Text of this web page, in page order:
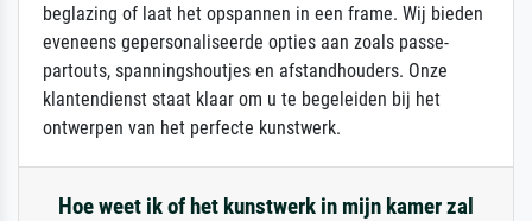
beglazing of laat het opspannen in een frame. Wij bieden
eveneens gepersonaliseerde opties aan zoals passe-
partouts, spanningshoutjes en afstandhouders. Onze
klantendienst staat klaar om u te begeleiden bij het
ontwerpen van het perfecte kunstwerk.
Hoe weet ik of het kunstwerk in mijn kamer zal